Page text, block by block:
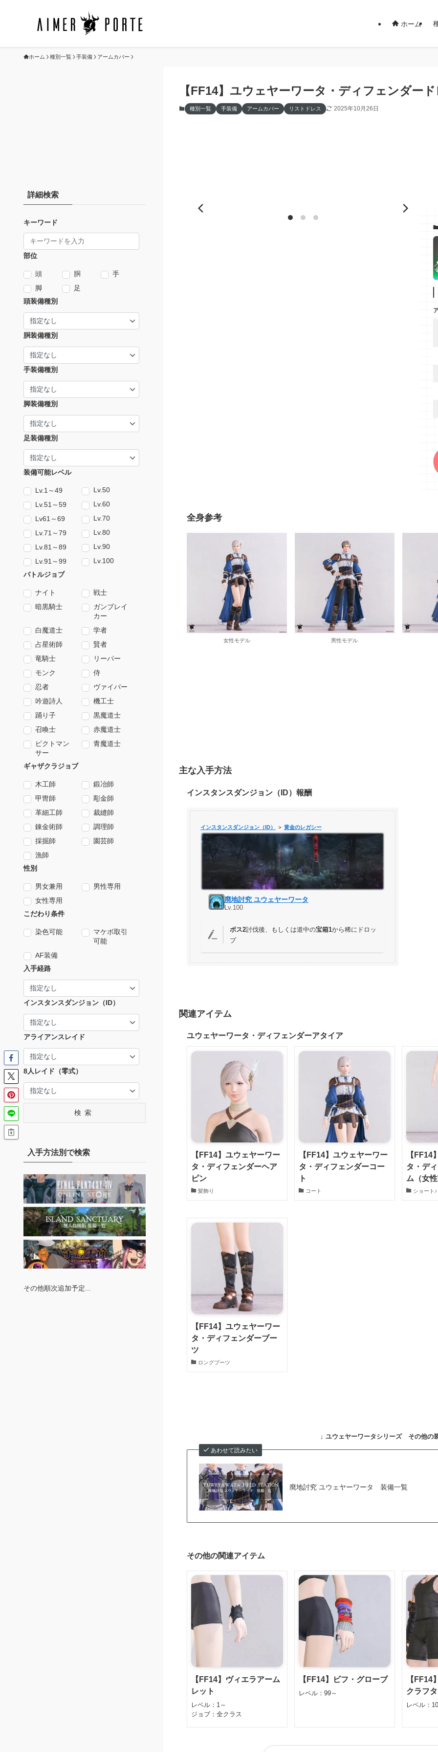
ホーム
ホーム 種別一覧 手装備 アームカバー
【FF14】ユウェヤーワータ・ディフェンダー
種別一覧 手装備 アームカバー リストドレス 2025年10月26日
全身参考
女性モデル 男性モデル
主な入手方法
インスタンスダンジョン（ID）報酬
インスタンスダンジョン（ID） ＞ 黄金のレガシー
廃地討究 ユウェヤーワータ
Lv.100
ボス2討伐後、もしくは道中の宝箱1から稀にドロッ
プ
関連アイテム
ユウェヤーワータ・ディフェンダーアタイア
【FF14】ユウェヤーワー
タ・ディフェンダーヘア
ピン
髪飾り
【FF14】ユウェヤーワー
タ・ディフェンダーコー
ト
コート
【FF14
タ・デ
ム（女
ショート
【FF14】ユウェヤーワー
タ・ディフェンダーブー
ツ
ロングブーツ
↓ ユウェヤーワータシリーズ その他の
あわせて読みたい
廃地討究 ユウェヤーワータ 装備一覧
その他の関連アイテム
【FF14】ヴィエラアーム
レット
レベル：1～
ジョブ：全クラス
【FF14】ビフ・グローブ
レベル：99～
【FF14
クラフ
レベル：
詳細検索
キーワード
部位
頭 胴
手
脚
足
頭装備種別
胴装備種別
手装備種別
脚装備種別
足装備種別
装備可能レベル
Lv.1～49
Lv.50
Lv.51～59
Lv.60
Lv61～69
Lv.70
Lv.71～79
Lv.80
Lv.81～89
Lv.90
Lv.91～99
Lv.100
バトルジョブ
ナイト
戦士
暗黒騎士
ガンブレイ
カー
白魔道士
学者
占星術師
賢者
竜騎士
リーパー
モンク
侍
忍者
ヴァイパー
吟遊詩人
機工士
踊り子
黒魔道士
召喚士
赤魔道士
ピクトマン
サー
青魔道士
ギャザクラジョブ
木工師
鍛冶師
甲冑師
彫金師
革細工師
裁縫師
錬金術師
調理師
採掘師
園芸師
漁師
性別
男女兼用
男性専用
女性専用
こだわり条件
染色可能
マケボ取引
可能
AF装備
入手経路
インスタンスダンジョン（ID）
アライアンスレイド
8人レイド（零式）
検索
入手方法別で検索
その他順次追加予定...